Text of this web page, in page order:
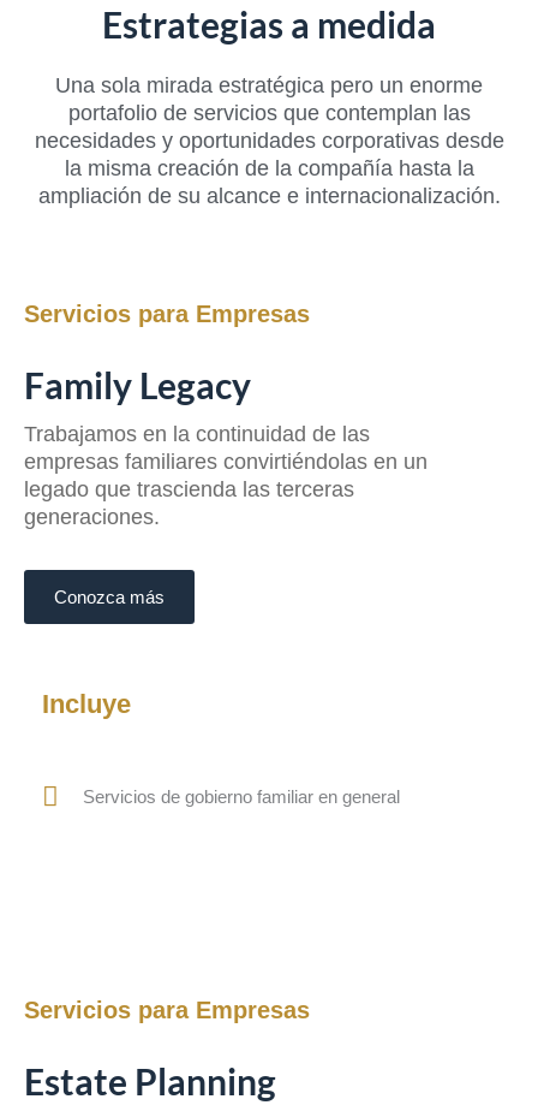
Estrategias a medida
Una sola mirada estratégica pero un enorme
portafolio de servicios que contemplan las
necesidades y oportunidades corporativas desde
la misma creación de la compañía hasta la
ampliación de su alcance e internacionalización.
Servicios para Empresas
Family Legacy
Trabajamos en la continuidad de las
empresas familiares convirtiéndolas en un
legado que trascienda las terceras
generaciones.
Conozca más
Incluye
Servicios de gobierno familiar en general
Servicios para Empresas
Estate Planning